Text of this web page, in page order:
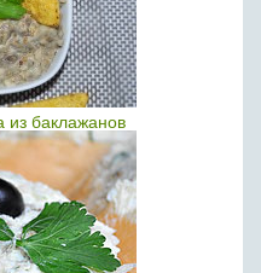
из баклажанов